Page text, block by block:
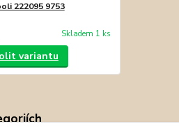
222095 9753
Skladem 1 ks
variantu